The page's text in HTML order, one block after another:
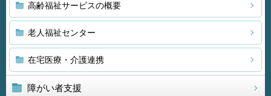
高齢福祉サービスの概要
老人福祉センター
在宅医療・介護連携
障がい者支援